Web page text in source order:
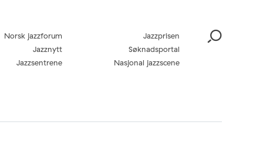
Norsk jazzforum
Jazzprisen
Jazznytt
Søknadsportal
Jazzsentrene
Nasjonal jazzscene